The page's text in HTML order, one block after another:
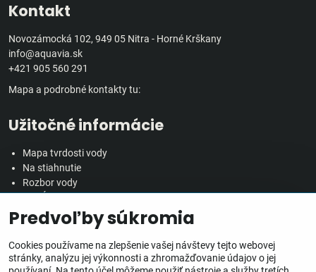
Kontakt
Novozámocká 102, 949 05 Nitra - Horné Krškany
info@aquavia.sk
+421 905 560 291
Mapa a podrobné kontakty tu:
Užitočné informácie
Mapa tvrdosti vody
Na stiahnutie
Rozbor vody
Veľkoobchodná spolupráca
Všetko o nákupe
Predvoľby súkromia
Cookies používame na zlepšenie vašej návštevy tejto webovej
stránky, analýzu jej výkonnosti a zhromažďovanie údajov o jej